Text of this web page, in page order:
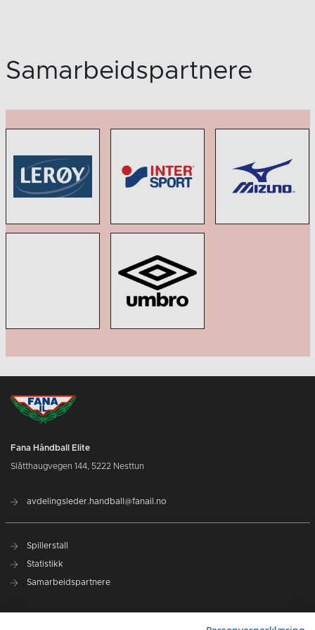
Samarbeidspartnere
Fana Håndball Elite
Slåtthaugvegen 144, 5222 Nesttun
avdelingsleder.handball@fanail.no
Spillerstall
Statistikk
Samarbeidspartnere